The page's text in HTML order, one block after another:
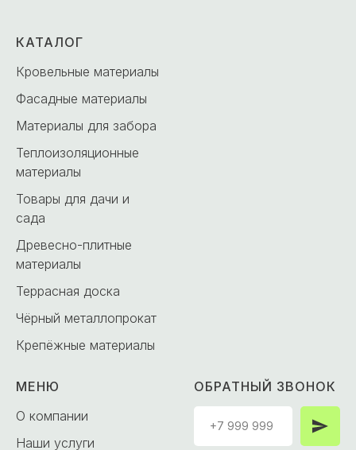
КАТАЛОГ
Кровельные материалы
Фасадные материалы
Материалы для забора
Теплоизоляционные
материалы
Товары для дачи и
сада
Древесно-плитные
материалы
Террасная доска
Чёрный металлопрокат
Крепёжные материалы
МЕНЮ
О компании
Наши услуги
ОБРАТНЫЙ ЗВОНОК